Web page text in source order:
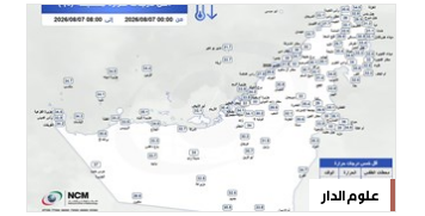
علوم الدار